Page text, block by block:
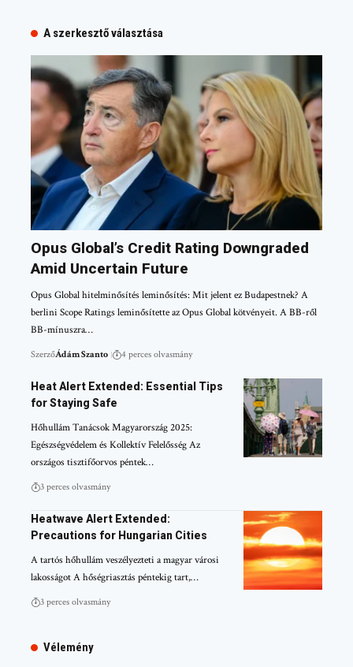
A szerkesztő választása
Opus Global’s Credit Rating Downgraded
Amid Uncertain Future
Opus Global hitelminősítés leminősítés: Mit jelent ez Budapestnek? A
berlini Scope Ratings leminősítette az Opus Global kötvényeit. A BB-ről
BB-mínuszra…
SzerzőÁdám Szanto 4 perces olvasmány
Heat Alert Extended: Essential Tips
for Staying Safe
Hőhullám Tanácsok Magyarország 2025:
Egészségvédelem és Kollektív Felelősség Az
országos tisztifőorvos péntek…
3 perces olvasmány
Heatwave Alert Extended:
Precautions for Hungarian Cities
A tartós hőhullám veszélyezteti a magyar városi
lakosságot A hőségriasztás péntekig tart,…
3 perces olvasmány
Vélemény